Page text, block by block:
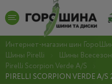
Интернет-магазин шин
Шины Pirelli
Шины
Pirelli Scorpion Verde A/S
PIRELLI SCORPION VERDE A/S